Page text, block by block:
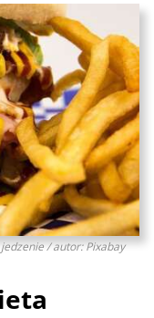
jedzenie / autor: Pixabay